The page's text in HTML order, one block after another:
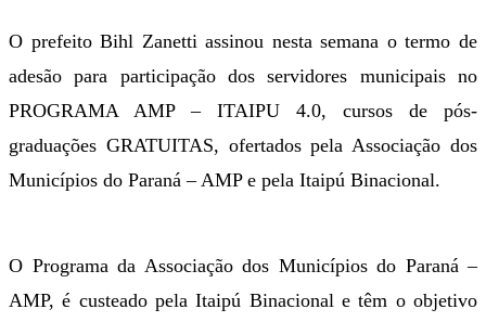
O prefeito Bihl Zanetti assinou nesta semana o termo de
adesão para participação dos servidores municipais no
PROGRAMA AMP – ITAIPU 4.0, cursos de pós-
graduações GRATUITAS, ofertados pela Associação dos
Municípios do Paraná – AMP e pela Itaipú Binacional.
O Programa da Associação dos Municípios do Paraná –
AMP, é custeado pela Itaipú Binacional e têm o objetivo